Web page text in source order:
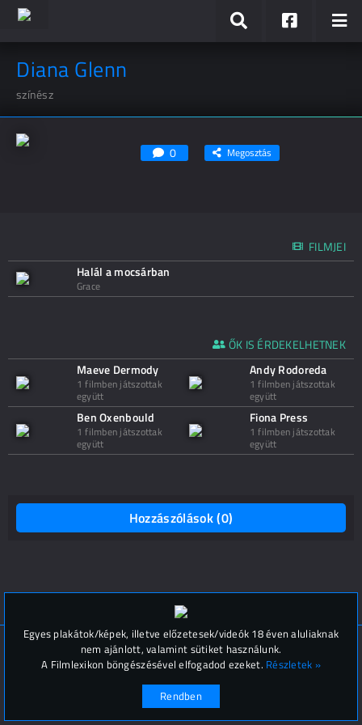
Diana Glenn
színész
0 Megosztás
FILMJEI
Halál a mocsárban
Grace
ŐK IS ÉRDEKELHETNEK
Maeve Dermody
1 filmben játszottak
együtt
Andy Rodoreda
1 filmben játszottak
együtt
Ben Oxenbould
1 filmben játszottak
együtt
Fiona Press
1 filmben játszottak
együtt
Hozzászólások (0)
© Filmlexikon 2019-2026
Kapcsolat, impresszum
Értesítési beállítások
Egyes plakátok/képek, illetve előzetesek/videók 18 éven aluliaknak
nem ajánlott, valamint sütiket használunk.
A Filmlexikon böngészésével elfogadod ezeket. Részletek »
Rendben